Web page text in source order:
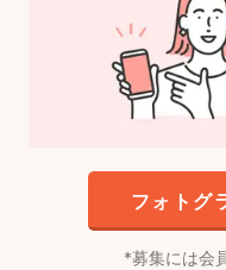
フォトグ
募集には会